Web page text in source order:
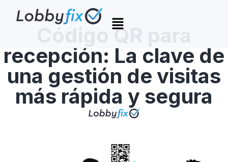
Código QR para
recepción: La clave de
una gestión de visitas
más rápida y segura